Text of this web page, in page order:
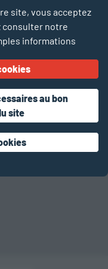
site, vous acceptez
consulter notre
informations
au bon
site